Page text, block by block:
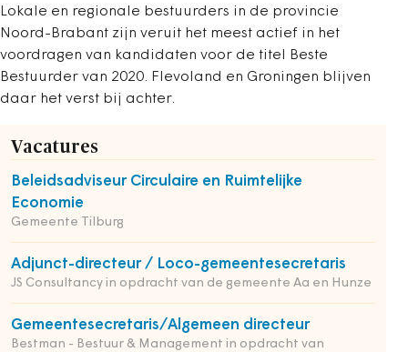
Lokale en regionale bestuurders in de provincie
Noord-Brabant zijn veruit het meest actief in het
voordragen van kandidaten voor de titel Beste
Bestuurder van 2020. Flevoland en Groningen blijven
daar het verst bij achter.
Vacatures
Beleidsadviseur Circulaire en Ruimtelijke
Economie
Gemeente Tilburg
Adjunct-directeur / Loco-gemeentesecretaris
JS Consultancy in opdracht van de gemeente Aa en Hunze
Gemeentesecretaris/Algemeen directeur
Bestman - Bestuur & Management in opdracht van